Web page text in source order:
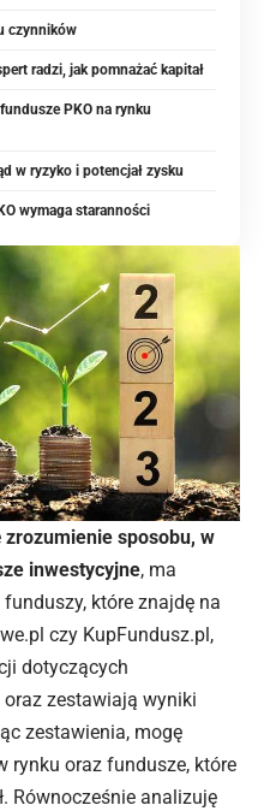
czynników
radzi, jak pomnażać kapitał
PKO na rynku
w ryzyko i potencjał zysku
wymaga staranności
zrozumienie sposobu, w
inwestycyjne, ma
które znajdę na
czy KupFundusz.pl,
dotyczących
zestawiają wyniki
zestawienia, mogę
rynku oraz fundusze, które
Równocześnie analizuję